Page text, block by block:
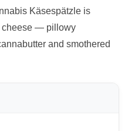
Käsespätzle is
cheese — pillowy
and smothered